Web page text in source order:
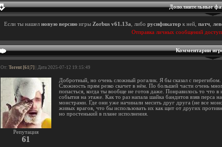
Дополнительные
Если ты нашел новую версию игры Zorbus v61.13a , либо русификатор к ней, патч
Отправка личных сообщений
Комментарии
От: Torent [61|7] | Дата 2025-07-12 19:15:49
Репутация
61
Добротный, но очень сложный рогалик. Я бы сказал с
Сложность прям резко скачет в нём. По большей части очень
попасться, когда ты вообще не готов даже. Понравилось то что
события на этаже. Как то раз напала шайка бандитов взяв перса
монстрами. Где они уже начинали месить друг друга (не все
живых врагов, что бы использовать их как щит от других
но простенький в плане исполнения.